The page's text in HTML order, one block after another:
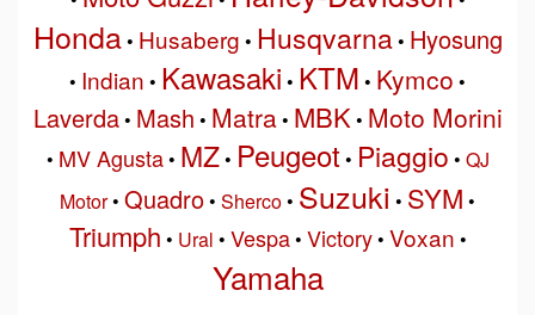
Honda• Husaberg • Husqvarna• Hyosung
• Indian • Kawasaki • KTM • Kymco •
Laverda• Mash • Matra• MBK• Moto Morini
• MV Agusta• MZ• Peugeot • Piaggio • QJ
Motor• Quadro• Sherco• Suzuki • SYM •
Triumph • Ural • Vespa• Victory• Voxan •
Yamaha